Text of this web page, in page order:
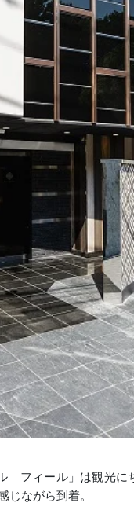
フィール」は観光に
じながら到着。